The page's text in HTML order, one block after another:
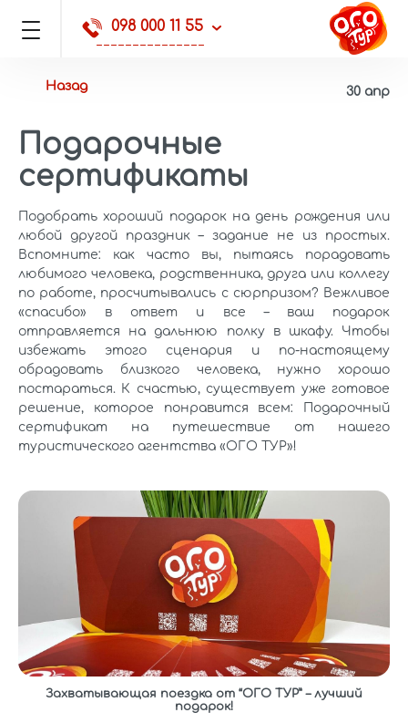
098 000 11 55
Назад 30 апр
Подарочные
сертификаты
Подобрать хороший подарок на день рождения или
любой другой праздник – задание не из простых.
Вспомните: как часто вы, пытаясь порадовать
любимого человека, родственника, друга или коллегу
по работе, просчитывались с сюрпризом? Вежливое
«спасибо» в ответ и все – ваш подарок
отправляется на дальнюю полку в шкафу. Чтобы
избежать этого сценария и по-настоящему
обрадовать близкого человека, нужно хорошо
постараться. К счастью, существует уже готовое
решение, которое понравится всем: Подарочный
сертификат на путешествие от нашего
туристического агентства «ОГО ТУР»!
Захватывающая поездка от “ОГО ТУР” – лучший
подарок!